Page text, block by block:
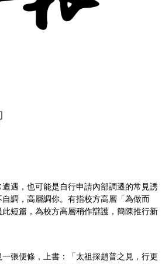
遇，也可能是自行申請內部調遷的常見誘
調，高層調你。有指校方高層「為做而
短篇，為校方高層稍作辯護，簡陳推行新
張便條，上書：「太祖採趙普之見，行更